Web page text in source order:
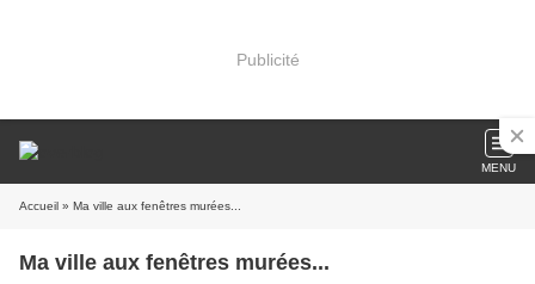
Publicité
MENU
Accueil » Ma ville aux fenêtres murées...
Ma ville aux fenêtres murées...